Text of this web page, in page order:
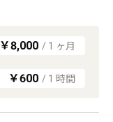
￥8,000 / 1 ヶ月
￥600 / 1 時間